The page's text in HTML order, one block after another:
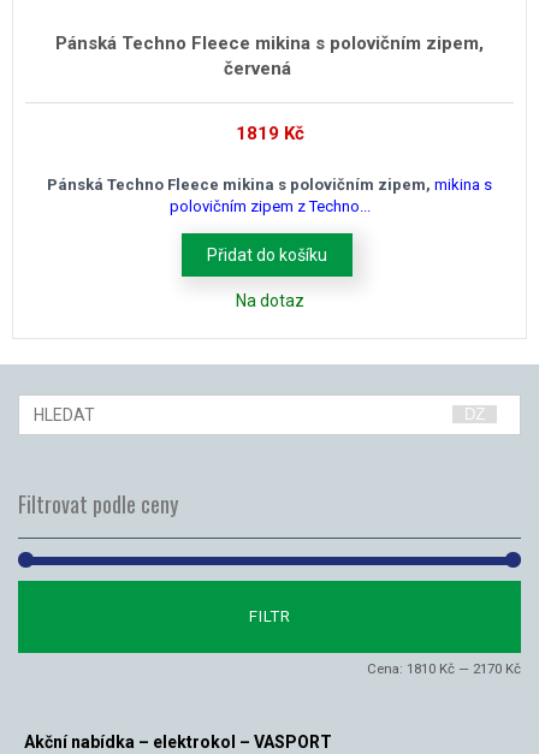
Pánská Techno Fleece mikina s polovičním zipem,
červená
1819 Kč
Pánská Techno Fleece mikina s polovičním zipem, mikina s
polovičním zipem z Techno...
Přidat do košíku
Na dotaz
Filtrovat podle ceny
FILTR
Cena: 1810 Kč — 2170 Kč
Akční nabídka – elektrokol – VASPORT